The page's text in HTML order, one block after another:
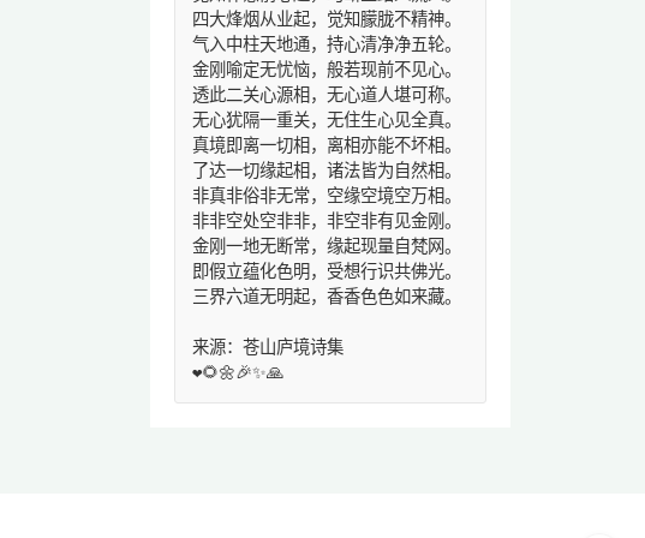
四大烽烟从业起，觉知朦胧不精神。
气入中柱天地通，持心清净净五轮。
金刚喻定无忧恼，般若现前不见心。
透此二关心源相，无心道人堪可称。
无心犹隔一重关，无住生心见全真。
真境即离一切相，离相亦能不坏相。
了达一切缘起相，诸法皆为自然相。
非真非俗非无常，空缘空境空万相。
非非空处空非非，非空非有见金刚。
金刚一地无断常，缘起现量自梵网。
即假立蕴化色明，受想行识共佛光。
三界六道无明起，香香色色如来藏。
来源：苍山庐境诗集
❤️🌻🌼🎉✨🙏